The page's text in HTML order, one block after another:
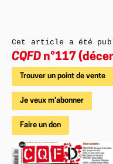
Cet article a été
CQFD n°117
Trouver un point de vente
Je veux m'abonner
Faire un don